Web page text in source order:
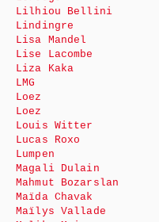
Lilhiou Bellini
Lindingre
Lisa Mandel
Lise Lacombe
Liza Kaka
LMG
Loez
Loez
Louis Witter
Lucas Roxo
Lumpen
Magali Dulain
Mahmut Bozarslan
Maïda Chavak
Maïlys Vallade